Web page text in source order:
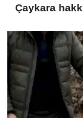
Çaykara